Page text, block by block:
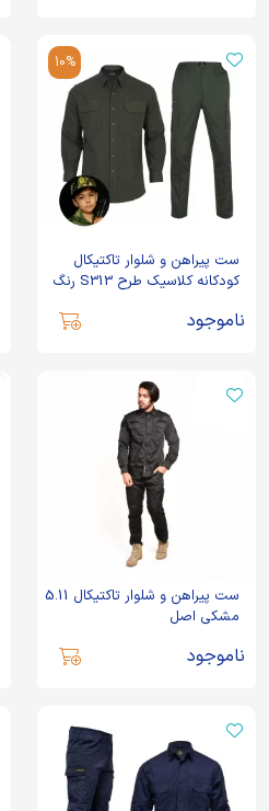
10%
ست پیراهن و شلوار تاکتیکال
کودکانه کلاسیک طرح S313 رنگ
ناموجود
ست پیراهن و شلوار تاکتیکال 5.11
مشکی اصل
ناموجود